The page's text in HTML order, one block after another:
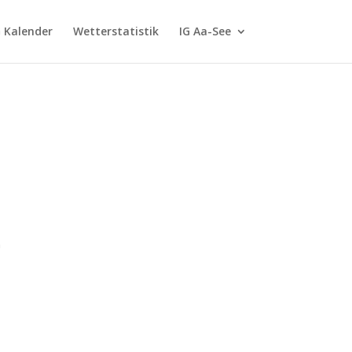
Kalender Wetterstatistik IG Aa-See